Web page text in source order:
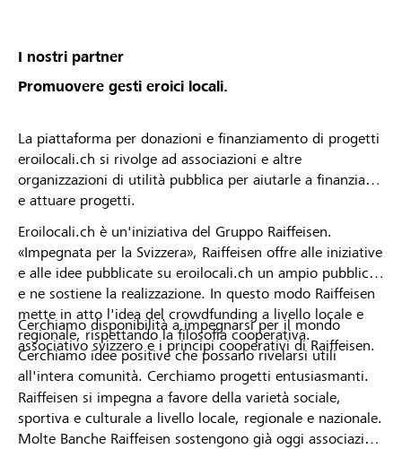
Mittelbünden behält sich das Recht vor, Projekte
oder Organisationsprofile vom Lokalbonus
auszuschliessen.
I nostri partner
Promuovere gesti eroici locali.
La piattaforma per donazioni e finanziamento di progetti
eroilocali.ch si rivolge ad associazioni e altre
organizzazioni di utilità pubblica per aiutarle a finanziare
e attuare progetti.
Eroilocali.ch è un'iniziativa del Gruppo Raiffeisen.
«Impegnata per la Svizzera», Raiffeisen offre alle iniziative
e alle idee pubblicate su eroilocali.ch un ampio pubblico
e ne sostiene la realizzazione. In questo modo Raiffeisen
mette in atto l'idea del crowdfunding a livello locale e
regionale, rispettando la filosofia cooperativa.
Cerchiamo idee positive che possano rivelarsi utili
all'intera comunità. Cerchiamo progetti entusiasmanti.
Cerchiamo disponibilità a impegnarsi per il mondo
associativo svizzero e i principi cooperativi di Raiffeisen.
Raiffeisen si impegna a favore della varietà sociale,
sportiva e culturale a livello locale, regionale e nazionale.
Molte Banche Raiffeisen sostengono già oggi associazioni